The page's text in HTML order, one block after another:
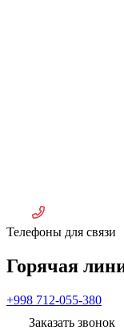
Телефоны для связи
Горячая
+998 712-055-380
Заказать звонок